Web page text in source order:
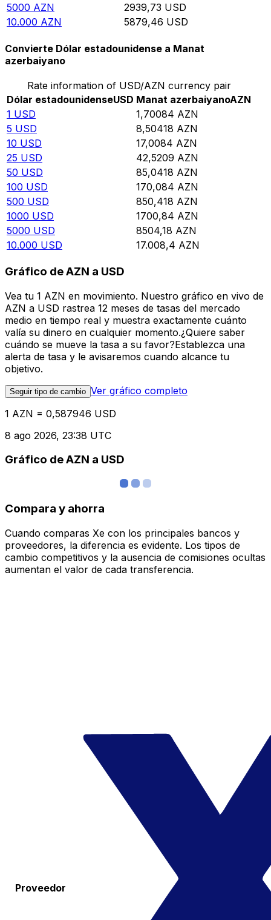
5000 AZN 2939,73 USD
10.000 AZN 5879,46 USD
Convierte Dólar estadounidense a Manat
azerbaiyano
Rate information of USD/AZN currency pair
Dólar estadounidenseUSD Manat azerbaiyanoAZN
1 USD 1,70084 AZN
5 USD 8,50418 AZN
10 USD 17,0084 AZN
25 USD 42,5209 AZN
50 USD 85,0418 AZN
100 USD 170,084 AZN
500 USD 850,418 AZN
1000 USD 1700,84 AZN
5000 USD 8504,18 AZN
10.000 USD 17.008,4 AZN
Gráfico de AZN a USD
Vea tu 1 AZN en movimiento. Nuestro gráfico en vivo de
AZN a USD rastrea 12 meses de tasas del mercado
medio en tiempo real y muestra exactamente cuánto
valía su dinero en cualquier momento.¿Quiere saber
cuándo se mueve la tasa a su favor?Establezca una
alerta de tasa y le avisaremos cuando alcance tu
objetivo.
Seguir tipo de cambio Ver gráfico completo
1 AZN = 0,587946 USD
8 ago 2026, 23:38 UTC
Gráfico de AZN a USD
Compara y ahorra
Cuando comparas Xe con los principales bancos y
proveedores, la diferencia es evidente. Los tipos de
cambio competitivos y la ausencia de comisiones ocultas
aumentan el valor de cada transferencia.
Proveedor